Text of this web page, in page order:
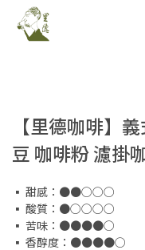
【里德咖啡】
豆 咖啡粉 濾掛
▪ 甜感：●●○○○
▪ 酸質：●○○○○
▪ 苦味：●●●●○
▪ 香醇度：●●●●○